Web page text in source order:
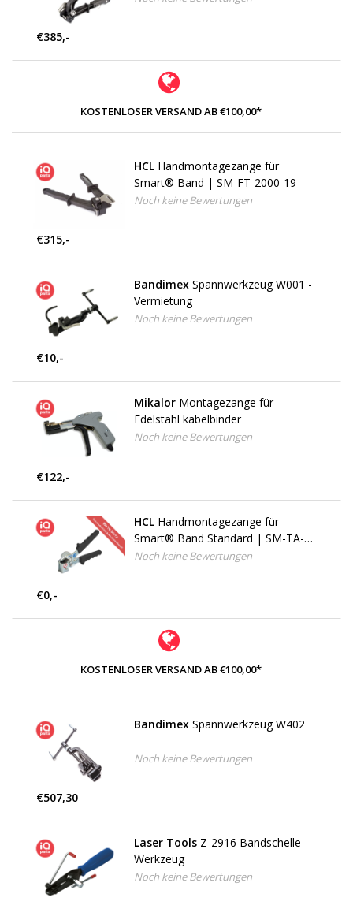
€385,-
KOSTENLOSER VERSAND AB €100,00*
HCL Handmontagezange für
Smart® Band | SM-FT-2000-19
Noch keine Bewertungen
€315,-
Bandimex Spannwerkzeug W001 -
Vermietung
Noch keine Bewertungen
€10,-
Mikalor Montagezange für
Edelstahl kabelbinder
Noch keine Bewertungen
€122,-
HCL Handmontagezange für
Smart® Band Standard | SM-TA-
528A
Noch keine Bewertungen
€0,-
KOSTENLOSER VERSAND AB €100,00*
Bandimex Spannwerkzeug W402
Noch keine Bewertungen
€507,30
Laser Tools Z-2916 Bandschelle
Werkzeug
Noch keine Bewertungen